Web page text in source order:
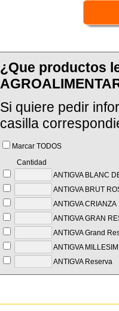
¿Que productos
Si quiere pedir
casilla
Marcar TODOS
Cantidad
ANTIGVA BLANC
ANTIGVA BRUT
ANTIGVA CRIANZA
ANTIGVA GRAN
ANTIGVA Grand
ANTIGVA
ANTIGVA Reserva